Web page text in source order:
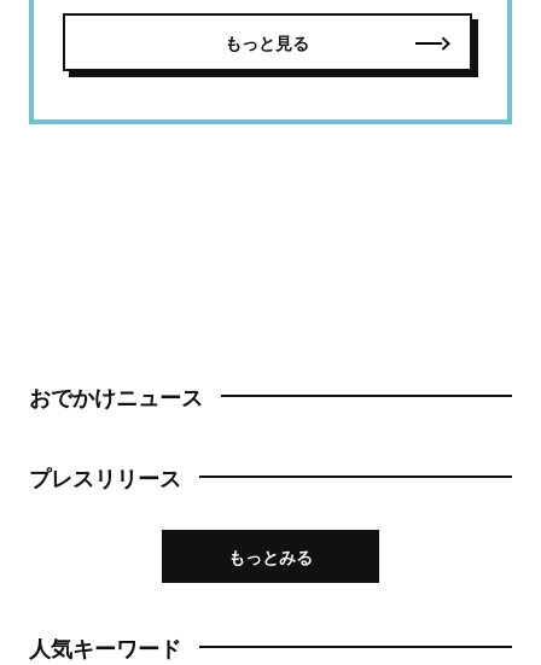
もっと見る
おでかけニュース
プレスリリース
もっとみる
人気キーワード